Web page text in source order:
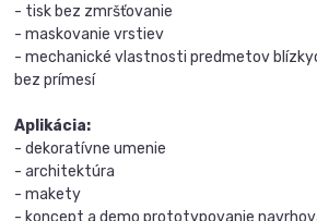
- tisk bez zmršťovanie
- maskovanie vrstiev
- mechanické vlastnosti predmetov
bez prímesí
Aplikácia:
- dekoratívne umenie
- architektúra
- makety
- koncept a demo prototypovanie